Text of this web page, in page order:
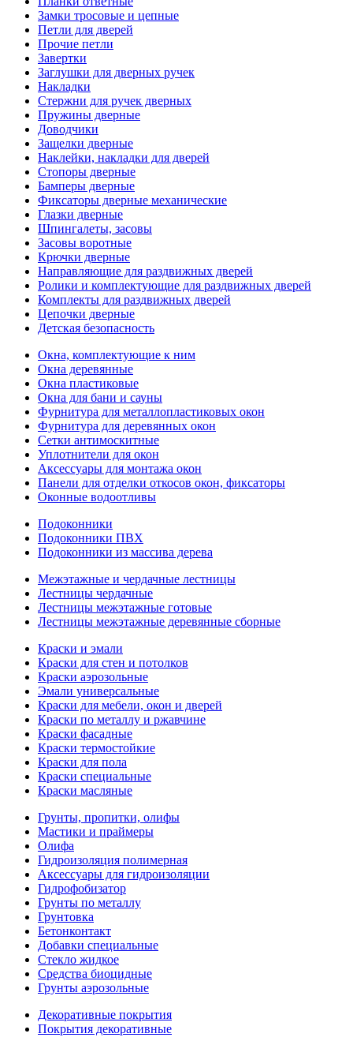
Замки тросовые и цепные
Петли для дверей
Прочие петли
Завертки
Заглушки для дверных ручек
Накладки
Стержни для ручек дверных
Пружины дверные
Доводчики
Защелки дверные
Наклейки, накладки для дверей
Стопоры дверные
Бамперы дверные
Фиксаторы дверные механические
Глазки дверные
Шпингалеты, засовы
Засовы воротные
Крючки дверные
Направляющие для раздвижных дверей
Ролики и комплектующие для раздвижных дверей
Комплекты для раздвижных дверей
Цепочки дверные
Детская безопасность
Окна, комплектующие к ним
Окна деревянные
Окна пластиковые
Окна для бани и сауны
Фурнитура для металлопластиковых окон
Фурнитура для деревянных окон
Сетки антимоскитные
Уплотнители для окон
Аксессуары для монтажа окон
Панели для отделки откосов окон, фиксаторы
Оконные водоотливы
Подоконники
Подоконники ПВХ
Подоконники из массива дерева
Межэтажные и чердачные лестницы
Лестницы чердачные
Лестницы межэтажные готовые
Лестницы межэтажные деревянные сборные
Краски и эмали
Краски для стен и потолков
Краски аэрозольные
Эмали универсальные
Краски для мебели, окон и дверей
Краски по металлу и ржавчине
Краски фасадные
Краски термостойкие
Краски для пола
Краски специальные
Краски масляные
Грунты, пропитки, олифы
Мастики и праймеры
Олифа
Гидроизоляция полимерная
Аксессуары для гидроизоляции
Гидрофобизатор
Грунты по металлу
Грунтовка
Бетонконтакт
Добавки специальные
Стекло жидкое
Средства биоцидные
Грунты аэрозольные
Декоративные покрытия
Покрытия декоративные